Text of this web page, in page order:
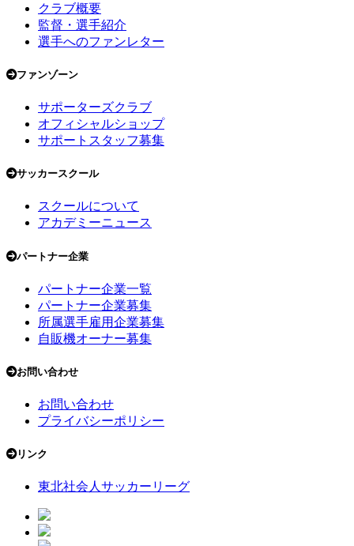
クラブ概要
監督・選手紹介
選手へのファンレター
ファンゾーン
サポーターズクラブ
オフィシャルショップ
サポートスタッフ募集
サッカースクール
スクールについて
アカデミーニュース
パートナー企業
パートナー企業一覧
パートナー企業募集
所属選手雇用企業募集
自販機オーナー募集
お問い合わせ
お問い合わせ
プライバシーポリシー
リンク
東北社会人サッカーリーグ